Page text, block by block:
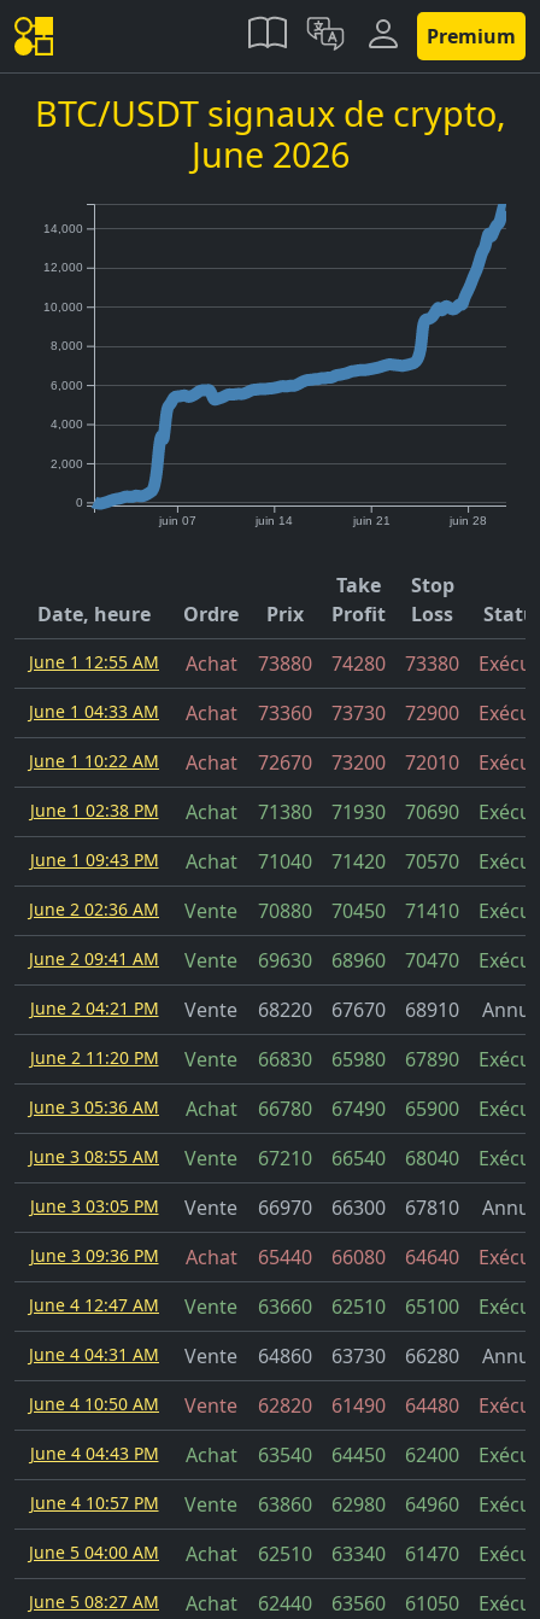
Premium
BTC/USDT signaux de crypto,
June 2026
juin 07 juin 14 juin 21 juin 28
0
2,000
4,000
6,000
8,000
10,000
12,000
14,000
Date, heure Ordre Prix
Take
Profit
Stop
Loss
June 1 12:55 AM Achat 73880 74280 73380
June 1 04:33 AM Achat 73360 73730 72900
June 1 10:22 AM Achat 72670 73200 72010
June 1 02:38 PM Achat 71380 71930 70690
June 1 09:43 PM Achat 71040 71420 70570
June 2 02:36 AM Vente 70880 70450 71410
June 2 09:41 AM Vente 69630 68960 70470
June 2 04:21 PM Vente 68220 67670 68910
June 2 11:20 PM Vente 66830 65980 67890
June 3 05:36 AM Achat 66780 67490 65900
June 3 08:55 AM Vente 67210 66540 68040
June 3 03:05 PM Vente 66970 66300 67810
June 3 09:36 PM Achat 65440 66080 64640
June 4 12:47 AM Vente 63660 62510 65100
June 4 04:31 AM Vente 64860 63730 66280
June 4 10:50 AM Vente 62820 61490 64480
June 4 04:43 PM Achat 63540 64450 62400
June 4 10:57 PM Vente 63860 62980 64960
June 5 04:00 AM Achat 62510 63340 61470
June 5 08:27 AM Achat 62440 63560 61050